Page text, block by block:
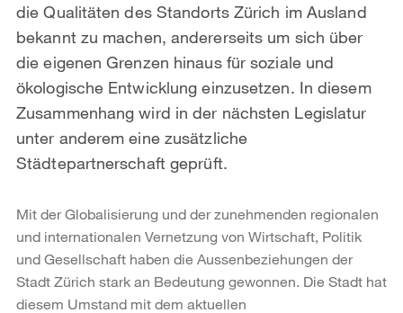
die Qualitäten des Standorts Zürich im Ausland
bekannt zu machen, andererseits um sich über
die eigenen Grenzen hinaus für soziale und
ökologische Entwicklung einzusetzen. In diesem
Zusammenhang wird in der nächsten Legislatur
unter anderem eine zusätzliche
Städtepartnerschaft geprüft.
Mit der Globalisierung und der zunehmenden regionalen
und internationalen Vernetzung von Wirtschaft, Politik
und Gesellschaft haben die Aussenbeziehungen der
Stadt Zürich stark an Bedeutung gewonnen. Die Stadt hat
diesem Umstand mit dem aktuellen